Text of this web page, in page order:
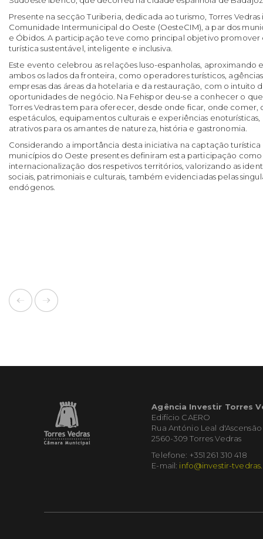
Presente na secção Turiberia, dedicada ao turismo, Torres
Comunidade Intermunicipal do Oeste (OesteCIM), a par dos
e Óbidos. A participação teve como principal objetivo
turística sustentável, inteligente e inclusiva.
Este evento celebrou as relações luso-espanholas, aproximando
ambos os lados da fronteira, como operadores turísticos,
empresas das áreas da hotelaria e da restauração, com o intuito
oportunidades de negócio. Na Fehispor deu-se a conhecer o
Torres Vedras tem para oferecer, desde onde ficar, onde comer,
espetáculos, equipamentos culturais e experiências
atrativos para os amantes de natureza, história e gastronomia.
Considerando a importância desta iniciativa na captação turística
municípios do Oeste presentes definiram esta participação
internacionalização dos respetivos territórios, valorizando as
sociais, patrimoniais e culturais, também evidenciadas pelas
endógenos.
Agência Investir Torres
Edifício CAERO
Rua António Leal d'Ascensão
2560-309 Torres Vedras
Telefone: +351 261 310 418
E-mail: info@investir-